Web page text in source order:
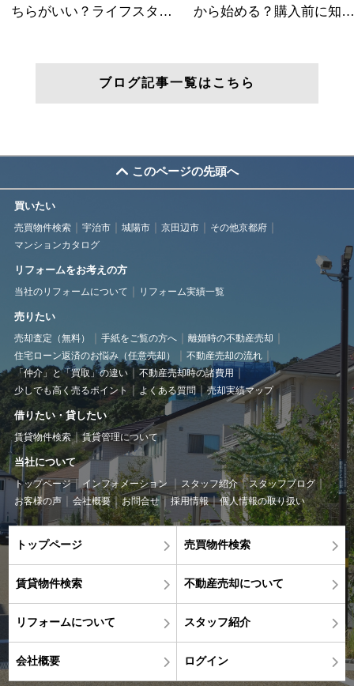
ブログ記事一覧はこちら
このページの先頭へ
買いたい
売買物件検索 宇治市 城陽市 京田辺市
その他京都府
マンションカタログ
リフォームをお考えの方
当社のリフォームについて リフォーム実績一覧
売りたい
売却査定（無料） 手紙をご覧の方へ
離婚時の不動産売却
住宅ローン返済のお悩み（任意売却）
不動産売却の流れ
「仲介」と「買取」の違い
不動産売却時の諸費用
少しでも高く売るポイント
よくある質問 売却実績マップ
借りたい・貸したい
賃貸物件検索 賃貸管理について
当社について
トップページ インフォメーション スタッフ紹介
スタッフブログ
お客様の声
会社概要 お問合せ 採用情報 個人情報の取り扱い
トップページ 売買物件検索
賃貸物件検索 不動産売却について
リフォームについて スタッフ紹介
会社概要 ログイン